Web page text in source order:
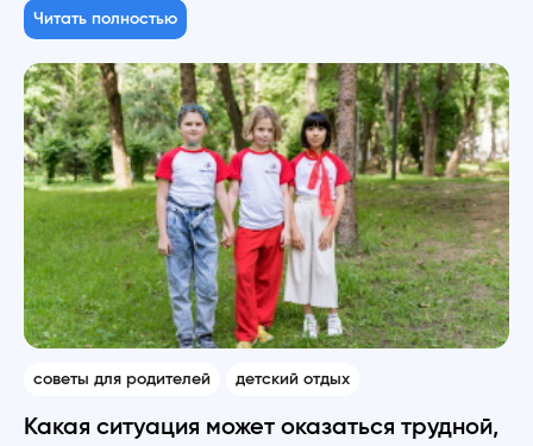
Читать полностью
советы для родителей детский отдых
Какая ситуация может оказаться трудной,